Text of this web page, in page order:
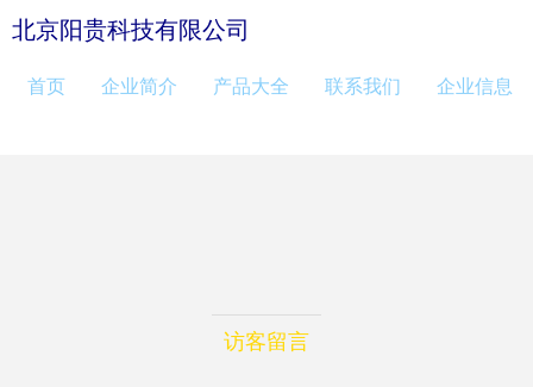
北京阳贵科技有限公司
首页 企业简介 产品大全 联系我们 企业信息
访客留言